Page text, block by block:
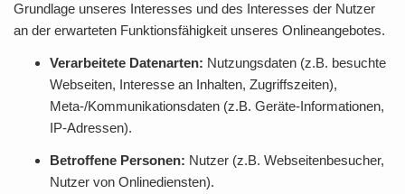
Grundlage unseres Interesses und des Interesses der Nutzer
an der erwarteten Funktionsfähigkeit unseres Onlineangebotes.
Verarbeitete Datenarten: Nutzungsdaten (z.B. besuchte
Webseiten, Interesse an Inhalten, Zugriffszeiten),
Meta-/Kommunikationsdaten (z.B. Geräte-Informationen,
IP-Adressen).
Betroffene Personen: Nutzer (z.B. Webseitenbesucher,
Nutzer von Onlinediensten).